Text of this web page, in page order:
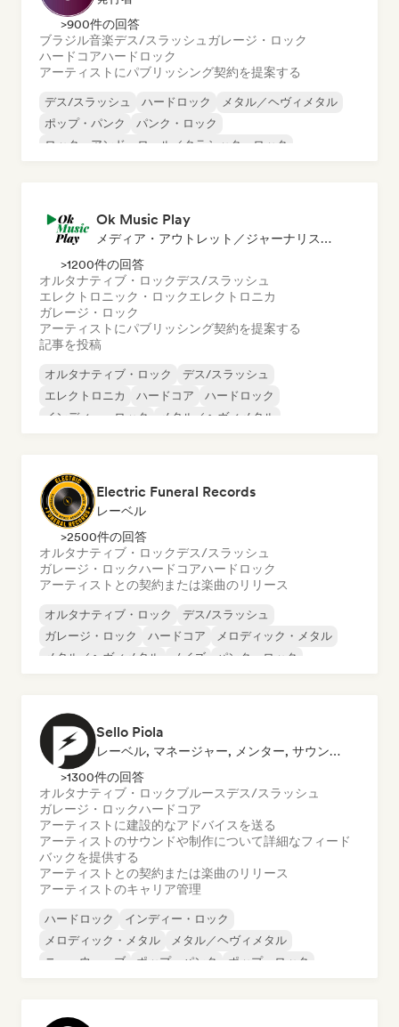
>900件の回答
ブラジル音楽デス/スラッシュ ガレージ・ロック
ハードコアハードロック
アーティストにパブリッシング契約を提案する
デス/スラッシュ ハードロック
メタル／ヘヴィメタル
ポップ・パンク
パンク・ロック
ロック・アンド・ロール／クラシック・ロック
Ok Music Play
メディア・アウトレット／ジャーナリスト, 発行者
>1200件の回答
オルタナティブ・ロックデス/スラッシュ
エレクトロニック・ロックエレクトロニカ
ガレージ・ロック
アーティストにパブリッシング契約を提案する
記事を投稿
オルタナティブ・ロック
デス/スラッシュ
エレクトロニカ
ハードコア
ハードロック
インディー・ロック
メタル／ヘヴィメタル
Electric Funeral Records
レーベル
>2500件の回答
オルタナティブ・ロックデス/スラッシュ
ガレージ・ロックハードコアハードロック
アーティストとの契約または楽曲のリリース
オルタナティブ・ロック
デス/スラッシュ
ガレージ・ロック
ハードコア
メロディック・メタル
メタル／ヘヴィメタル
ノイズ パンク・ロック
Sello Piola
レーベル, マネージャー, メンター, サウンドエキスパート
>1300件の回答
オルタナティブ・ロックブルースデス/スラッシュ
ガレージ・ロックハードコア
アーティストに建設的なアドバイスを送る
アーティストのサウンドや制作について詳細なフィード
バックを提供する
アーティストとの契約または楽曲のリリース
アーティストのキャリア管理
ハードロック
インディー・ロック
メロディック・メタル
メタル／ヘヴィメタル
ニューウェーブ
ポップ・パンク
ポップ・ロック